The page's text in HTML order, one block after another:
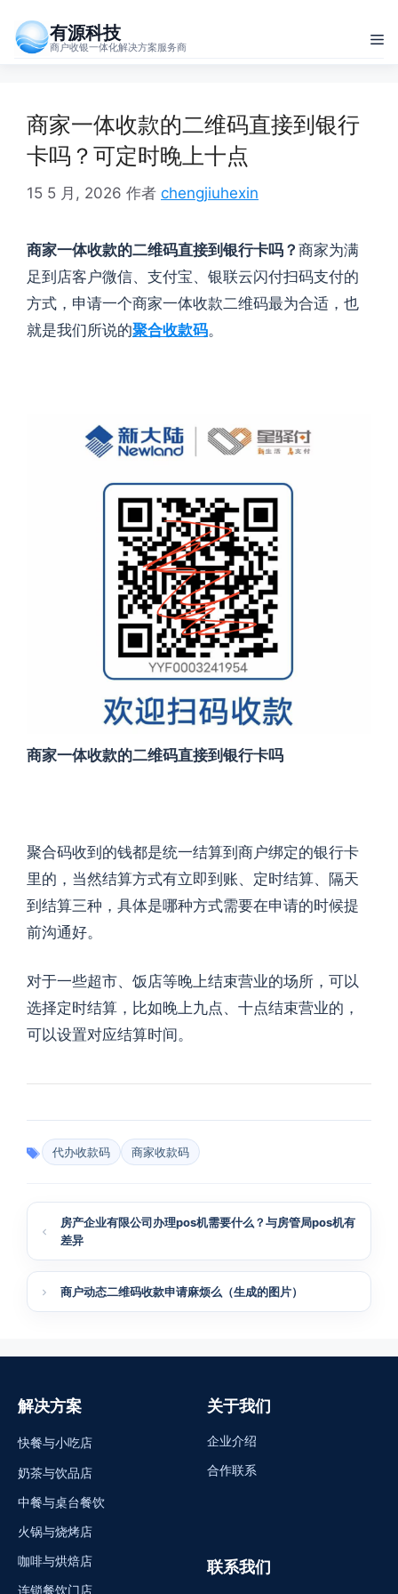
有源科技
商户收银一体化解决方案服务商 菜
商家一体收款的二维码直接到银行
卡吗？可定时晚上十点
15 5 月, 2026 作者 chengjiuhexin
商家一体收款的二维码直接到银行卡吗？ 商家为满
足到店客户微信、支付宝、银联云闪付扫码支付的
方式，申请一个商家一体收款二维码最为合适，也
就是我们所说的聚合收款码。
商家一体收款的二维码直接到银行卡吗
聚合码收到的钱都是统一结算到商户绑定的银行卡
里的，当然结算方式有立即到账、定时结算、隔天
到结算三种，具体是哪种方式需要在申请的时候提
前沟通好。
对于一些超市、饭店等晚上结束营业的场所，可以
选择定时结算，比如晚上九点、十点结束营业的，
可以设置对应结算时间。
代办收款码 商家收款码
房产企业有限公司办理pos机需要什么？与房管局pos机有
差异
商户动态二维码收款申请麻烦么（生成的图片）
解决方案
快餐与小吃店
奶茶与饮品店
中餐与桌台餐饮
火锅与烧烤店
咖啡与烘焙店
连锁餐饮门店
关于我们
企业介绍
合作联系
联系我们